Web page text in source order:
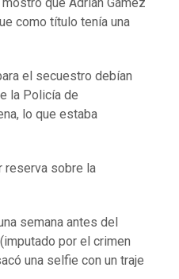
que Adrián Gámez
como título tenía una
el secuestro debían
la Policía de
lo que estaba
reserva sobre la
semana antes del
por el crimen
una selfie con un traje